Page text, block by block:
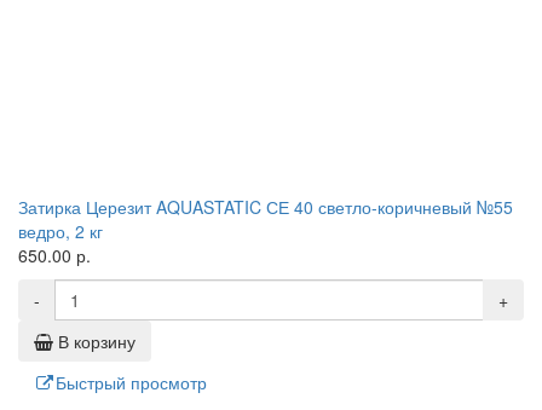
Затирка Церезит AQUASTATIC СЕ 40 светло-коричневый №55
ведро, 2 кг
650.00 р.
-
+
В корзину
Быстрый просмотр